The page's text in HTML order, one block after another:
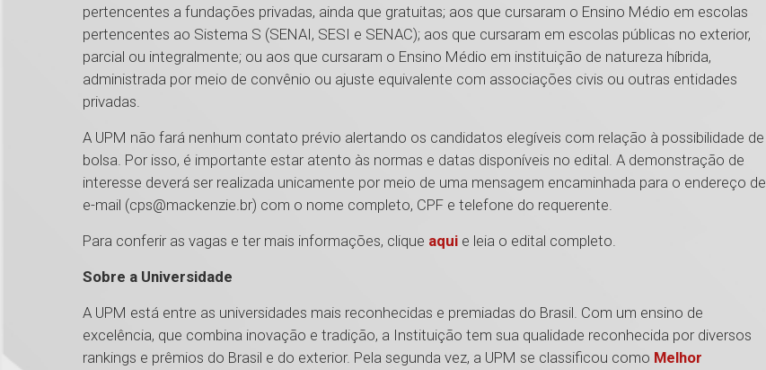
pertencentes a fundações privadas, ainda que gratuitas; aos que cursaram o Ensino Médio em escolas
pertencentes ao Sistema S (SENAI, SESI e SENAC); aos que cursaram em escolas públicas no exterior,
parcial ou integralmente; ou aos que cursaram o Ensino Médio em instituição de natureza híbrida,
administrada por meio de convênio ou ajuste equivalente com associações civis ou outras entidades
privadas.
A UPM não fará nenhum contato prévio alertando os candidatos elegíveis com relação à possibilidade de
bolsa. Por isso, é importante estar atento às normas e datas disponíveis no edital. A demonstração de
interesse deverá ser realizada unicamente por meio de uma mensagem encaminhada para o endereço de
e-mail (cps@mackenzie.br) com o nome completo, CPF e telefone do requerente.
Para conferir as vagas e ter mais informações, clique aqui e leia o edital completo.
Sobre a Universidade
A UPM está entre as universidades mais reconhecidas e premiadas do Brasil. Com um ensino de
excelência, que combina inovação e tradição, a Instituição tem sua qualidade reconhecida por diversos
rankings e prêmios do Brasil e do exterior. Pela segunda vez, a UPM se classificou como Melhor